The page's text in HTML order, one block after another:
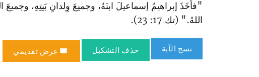
"فأخَذَ إبراهيمُ إسماعيلَ ابنَهُ، وجميعَ وِلدانِ بَيتِهِ،
اللهُ." (تك 17: 23).
نسخ الآية حذف التشكيل عرض تقديمي